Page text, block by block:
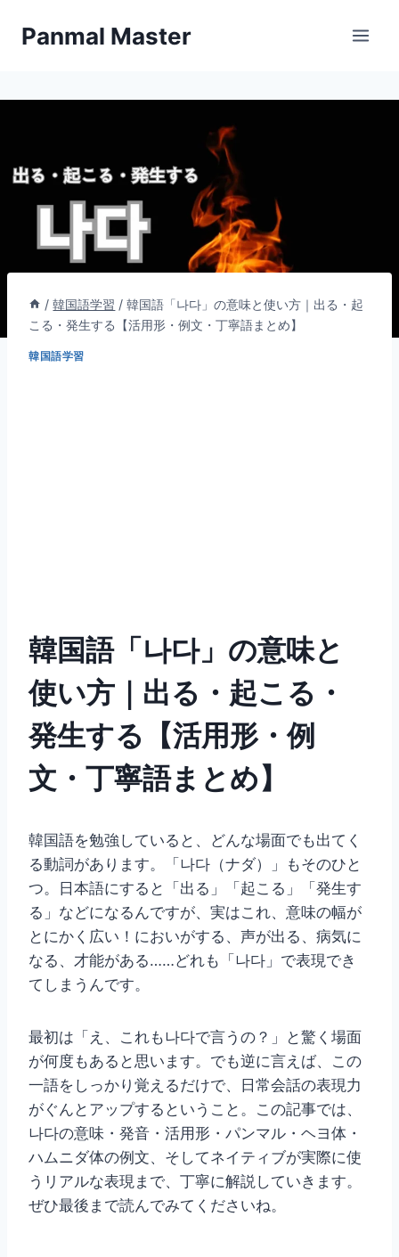
Panmal Master
/ 韓国語学習 / 韓国語「나다」の意味と使い方｜出る・起
こる・発生する【活用形・例文・丁寧語まとめ】
韓国語学習
韓国語「나다」の意味と
使い方｜出る・起こる・
発生する【活用形・例
文・丁寧語まとめ】
韓国語を勉強していると、どんな場面でも出てく
る動詞があります。「나다（ナダ）」もそのひと
つ。日本語にすると「出る」「起こる」「発生す
る」などになるんですが、実はこれ、意味の幅が
とにかく広い！においがする、声が出る、病気に
なる、才能がある……どれも「나다」で表現でき
てしまうんです。
最初は「え、これも나다で言うの？」と驚く場面
が何度もあると思います。でも逆に言えば、この
一語をしっかり覚えるだけで、日常会話の表現力
がぐんとアップするということ。この記事では、
나다の意味・発音・活用形・パンマル・ヘヨ体・
ハムニダ体の例文、そしてネイティブが実際に使
うリアルな表現まで、丁寧に解説していきます。
ぜひ最後まで読んでみてくださいね。